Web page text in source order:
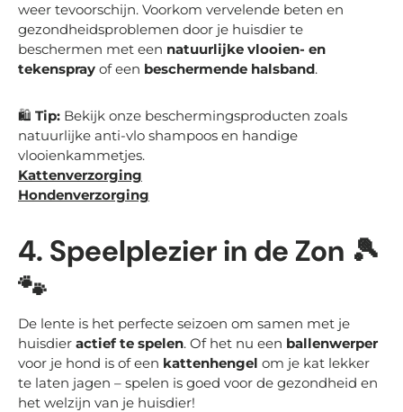
weer tevoorschijn. Voorkom vervelende beten en
gezondheidsproblemen door je huisdier te
beschermen met een natuurlijke vlooien- en
tekenspray of een beschermende halsband.
🛍 Tip: Bekijk onze beschermingsproducten zoals
natuurlijke anti-vlo shampoos en handige
vlooienkammetjes.
Kattenverzorging
Hondenverzorging
4. Speelplezier in de Zon 🎾
🐾
De lente is het perfecte seizoen om samen met je
huisdier actief te spelen. Of het nu een ballenwerper
voor je hond is of een kattenhengel om je kat lekker
te laten jagen – spelen is goed voor de gezondheid en
het welzijn van je huisdier!